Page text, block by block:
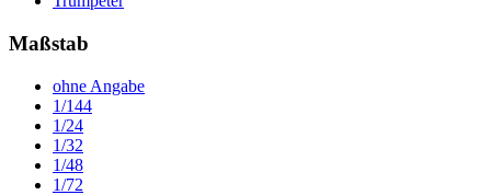
Maßstab
ohne Angabe
1/144
1/24
1/32
1/48
1/72